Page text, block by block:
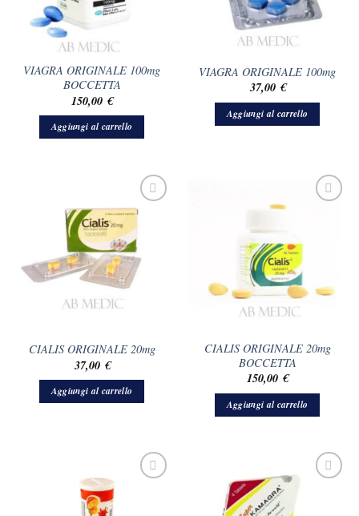
VIAGRA ORIGINALE 100mg
BOCCETTA
150,00 €
Aggiungi al carrello
VIAGRA ORIGINALE 100mg
37,00 €
Aggiungi al carrello
CIALIS ORIGINALE 20mg
37,00 €
Aggiungi al carrello
CIALIS ORIGINALE 20mg
BOCCETTA
150,00 €
Aggiungi al carrello